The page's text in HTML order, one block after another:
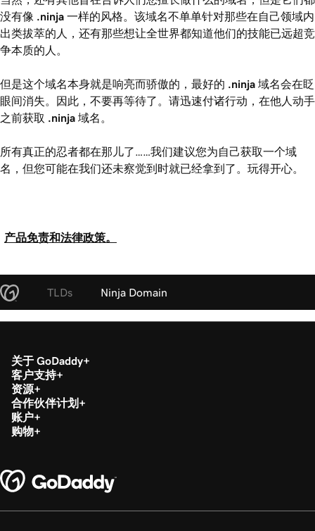
没有像 .ninja 一样的风格。该域名不单单针对那些在自己领域内
出类拔萃的人，还有那些想让全世界都知道他们的技能已远超竞
争本质的人。
但是这个域名本身就是响亮而骄傲的，最好的 .ninja 域名会在眨
眼间消失。因此，不要再等待了。请迅速付诸行动，在他人动手
之前获取 .ninja 域名。
所有真正的忍者都在那儿了……我们建议您为自己获取一个域
名，但您可能在我们还未察觉到时就已经拿到了。玩得开心。
产品免责和法律政策。
TLDs Ninja Domain
关于 GoDaddy
客户支持
资源
合作伙伴计划
账户
购物